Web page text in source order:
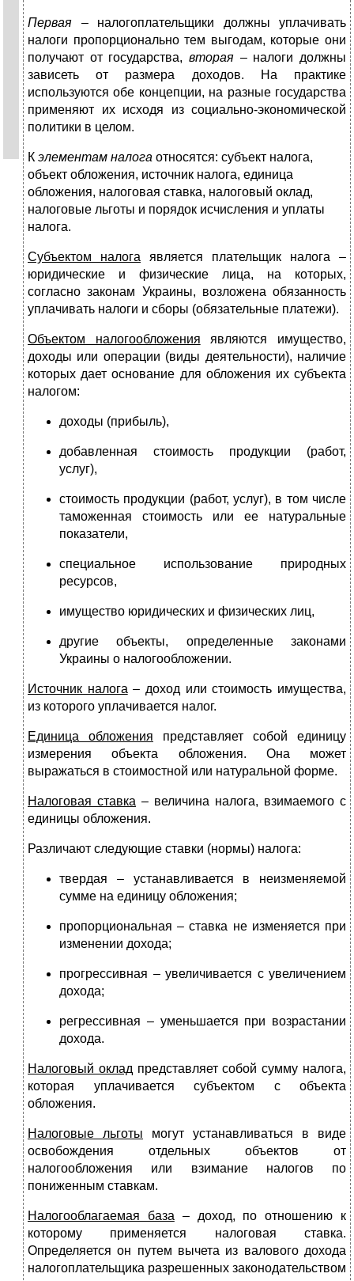
Первая – налогоплательщики должны уплачивать
налоги пропорционально тем выгодам, которые они
получают от государства, вторая – налоги должны
зависеть от размера доходов. На практике
используются обе концепции, на разные государства
применяют их исходя из социально-экономической
политики в целом.
К элементам налога относятся: субъект налога,
объект обложения, источник налога, единица
обложения, налоговая ставка, налоговый оклад,
налоговые льготы и порядок исчисления и уплаты
налога.
Субъектом налога является плательщик налога –
юридические и физические лица, на которых,
согласно законам Украины, возложена обязанность
уплачивать налоги и сборы (обязательные платежи).
Объектом налогообложения являются имущество,
доходы или операции (виды деятельности), наличие
которых дает основание для обложения их субъекта
налогом:
доходы (прибыль),
добавленная стоимость продукции (работ,
услуг),
стоимость продукции (работ, услуг), в том числе
таможенная стоимость или ее натуральные
показатели,
специальное использование природных
ресурсов,
имущество юридических и физических лиц,
другие объекты, определенные законами
Украины о налогообложении.
Источник налога – доход или стоимость имущества,
из которого уплачивается налог.
Единица обложения представляет собой единицу
измерения объекта обложения. Она может
выражаться в стоимостной или натуральной форме.
Налоговая ставка – величина налога, взимаемого с
единицы обложения.
Различают следующие ставки (нормы) налога:
твердая – устанавливается в неизменяемой
сумме на единицу обложения;
пропорциональная – ставка не изменяется при
изменении дохода;
прогрессивная – увеличивается с увеличением
дохода;
регрессивная – уменьшается при возрастании
дохода.
Налоговый оклад представляет собой сумму налога,
которая уплачивается субъектом с объекта
обложения.
Налоговые льготы могут устанавливаться в виде
освобождения отдельных объектов от
налогообложения или взимание налогов по
пониженным ставкам.
Налогооблагаемая база – доход, по отношению к
которому применяется налоговая ставка.
Определяется он путем вычета из валового дохода
налогоплательщика разрешенных законодательством